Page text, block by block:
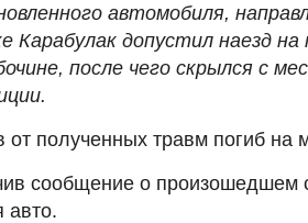
автомобиля,
Карабулак допустил наезд на
после чего скрылся с
полученных травм погиб на
сообщение о произошедшем
авто.